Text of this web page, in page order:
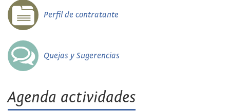
Perfil de contratante
Quejas y Sugerencias
Agenda actividades